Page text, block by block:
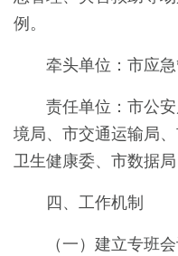
例。
牵头单位：市应
责任单位：市公
境局、市交通运输局
卫生健康委、市数据局
四、工作机制
（一）建立专班